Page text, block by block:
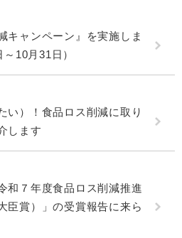
キャンペーン』を実施しま
10月31日）
い）！食品ロス削減に取り
します
和７年度食品ロス削減推進
臣賞）」の受賞報告に来ら